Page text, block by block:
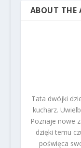
ABOUT THE
Tata dwójki
kucharz.
Poznaje nowe
dzięki temu
poświęca